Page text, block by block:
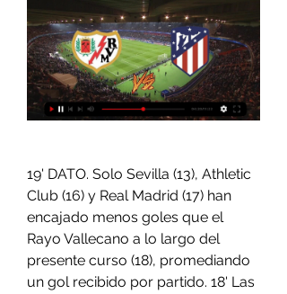
19' DATO. Solo Sevilla (13), Athletic
Club (16) y Real Madrid (17) han
encajado menos goles que el
Rayo Vallecano a lo largo del
presente curso (18), promediando
un gol recibido por partido. 18' Las